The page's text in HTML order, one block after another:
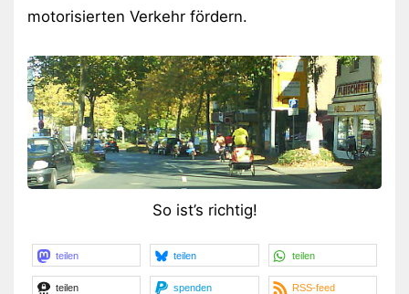
motorisierten Verkehr fördern.
So ist’s richtig!
teilen teilen teilen
teilen spenden RSS-feed